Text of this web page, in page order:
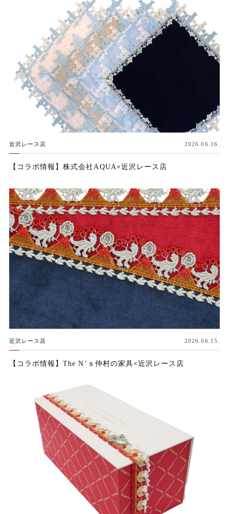
近沢レース店 2026.06.16.
【コラボ情報】株式会社AQUA×近沢レース店
近沢レース店 2026.06.15.
【コラボ情報】The N’ｓ仲村の家具×近沢レース店